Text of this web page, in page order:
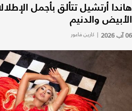
هاندا أرتشيل تتألق بأجمل
الأبيض والدنيم
06 آب 2026 | كارين فاعور